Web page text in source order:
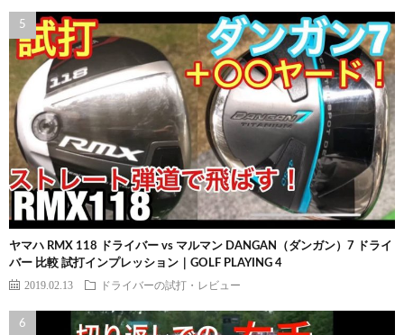
ヤマハ RMX 118 ドライバー vs マルマン DANGAN（ダンガン）7 ドライ
バー 比較 試打インプレッション｜GOLF PLAYING 4
2019.02.13 ドライバーの試打・レビュー